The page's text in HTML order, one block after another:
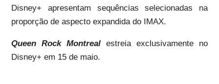
Disney+ apresentam sequências selecionadas na
proporção de aspecto expandida do IMAX.
Queen Rock Montreal estreia exclusivamente no
Disney+ em 15 de maio.